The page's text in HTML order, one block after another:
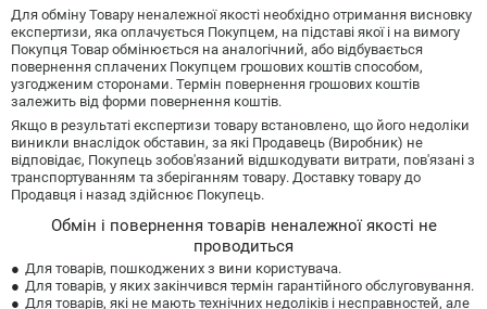
Для обміну Товару неналежної якості необхідно отримання висновку
експертизи, яка оплачується Покупцем, на підставі якої і на вимогу
Покупця Товар обмінюється на аналогічний, або відбувається
повернення сплачених Покупцем грошових коштів способом,
узгодженим сторонами. Термін повернення грошових коштів
залежить від форми повернення коштів.
Якщо в результаті експертизи товару встановлено, що його недоліки
виникли внаслідок обставин, за які Продавець (Виробник) не
відповідає, Покупець зобов'язаний відшкодувати витрати, пов'язані з
транспортуванням та зберіганням товару. Доставку товару до
Продавця і назад здійснює Покупець.
Обмін і повернення товарів неналежної якості не
проводиться
Для товарів, пошкоджених з вини користувача.
Для товарів, у яких закінчився термін гарантійного обслуговування.
Для товарів, які не мають технічних недоліків і несправностей, але